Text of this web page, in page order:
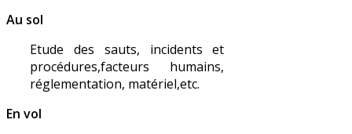
Au sol
Etude des sauts, incidents et
procédures,facteurs humains,
réglementation, matériel,etc.
En vol